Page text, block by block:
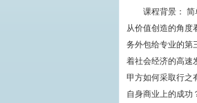
课程背景： 简
从价值创造的角度
务外包给专业的第
着社会经济的高速
甲方如何采取行之
自身商业上的成功